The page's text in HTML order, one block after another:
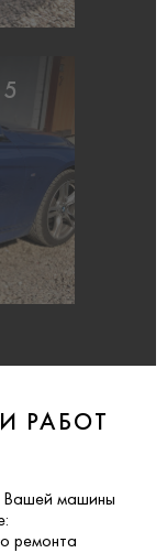
РАБОТ
Вашей машины
ремонта